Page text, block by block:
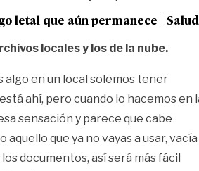
letal que aún permanece | Salud
locales y los de la nube.
algo en un local solemos tener
ahí, pero cuando lo hacemos en
sensación y parece que cabe
que ya no vayas a usar, vacía
documentos, así será más fácil